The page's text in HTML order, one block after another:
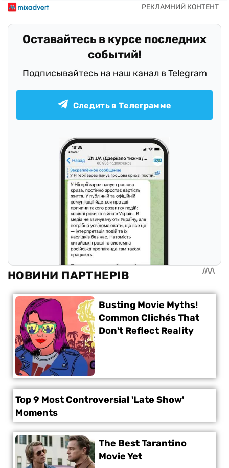
Оставайтесь в курсе последних
событий!
Подписывайтесь на наш канал в Telegram
Следить в Телеграмме